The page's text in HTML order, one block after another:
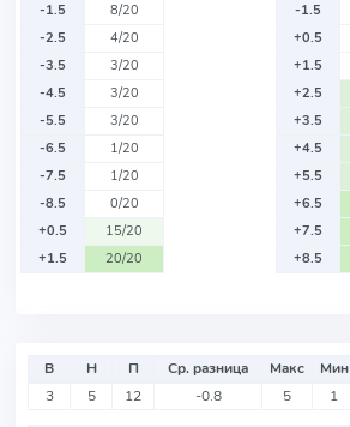
-1.5
8/20
-2.5
4/20
-3.5
3/20
-4.5
3/20
-5.5
3/20
-6.5
1/20
-7.5
1/20
-8.5
0/20
+0.5
15/20
+1.5
20/20
-1.5
+0.5
+1.5
+2.5
+3.5
+4.5
+5.5
+6.5
+7.5
+8.5
В Н П Ср. разница Макс Мин
3
5 12 -0.8 5 1